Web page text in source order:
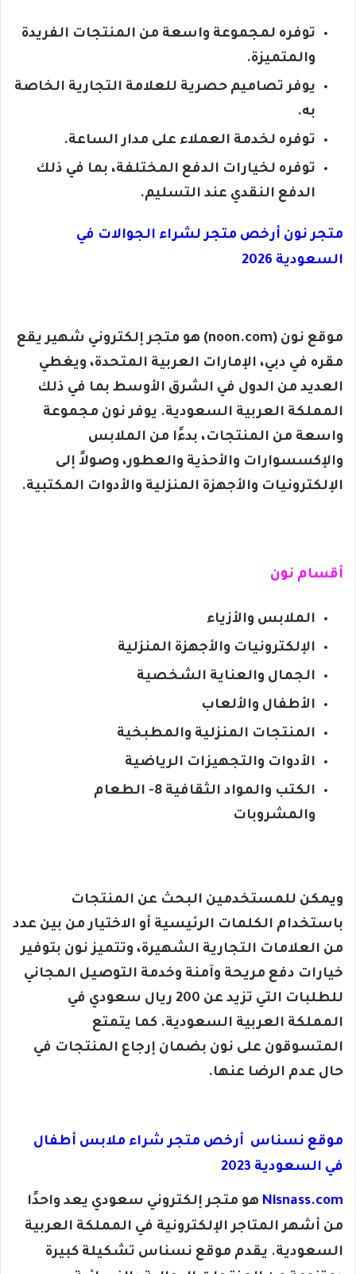
توفره لمجموعة واسعة من المنتجات الفريدة
والمتميزة.
يوفر تصاميم حصرية للعلامة التجارية الخاصة
به.
توفره لخدمة العملاء على مدار الساعة.
توفره لخيارات الدفع المختلفة، بما في ذلك
الدفع النقدي عند التسليم.
متجر نون أرخص متجر لشراء الجوالات في
السعودية 2026
موقع نون (noon.com) هو متجر إلكتروني شهير يقع
مقره في دبي، الإمارات العربية المتحدة، ويغطي
العديد من الدول في الشرق الأوسط بما في ذلك
المملكة العربية السعودية. يوفر نون مجموعة
واسعة من المنتجات، بدءًا من الملابس
والإكسسوارات والأحذية والعطور، وصولاً إلى
الإلكترونيات والأجهزة المنزلية والأدوات المكتبية.
أقسام نون
الملابس والأزياء
الإلكترونيات والأجهزة المنزلية
الجمال والعناية الشخصية
الأطفال والألعاب
المنتجات المنزلية والمطبخية
الأدوات والتجهيزات الرياضية
الكتب والمواد الثقافية 8- الطعام
والمشروبات
ويمكن للمستخدمين البحث عن المنتجات
باستخدام الكلمات الرئيسية أو الاختيار من بين عدد
من العلامات التجارية الشهيرة، وتتميز نون بتوفير
خيارات دفع مريحة وآمنة وخدمة التوصيل المجاني
للطلبات التي تزيد عن 200 ريال سعودي في
المملكة العربية السعودية. كما يتمتع
المتسوقون على نون بضمان إرجاع المنتجات في
حال عدم الرضا عنها.
موقع نسناس أرخص متجر شراء ملابس أطفال
في السعودية 2023
Nisnass.com هو متجر إلكتروني سعودي يعد واحدًا
من أشهر المتاجر الإلكترونية في المملكة العربية
السعودية. يقدم موقع نسناس تشكيلة كبيرة